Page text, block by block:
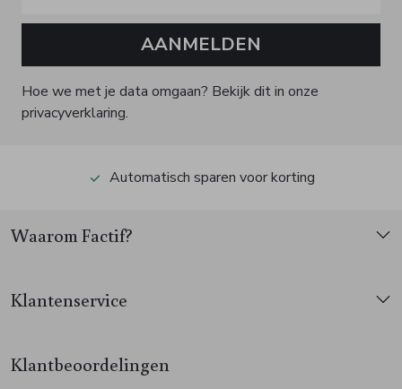
AANMELDEN
Hoe we met je data omgaan? Bekijk dit in onze
privacyverklaring.
Automatisch sparen voor korting
Waarom Factif?
Klantenservice
Klantbeoordelingen